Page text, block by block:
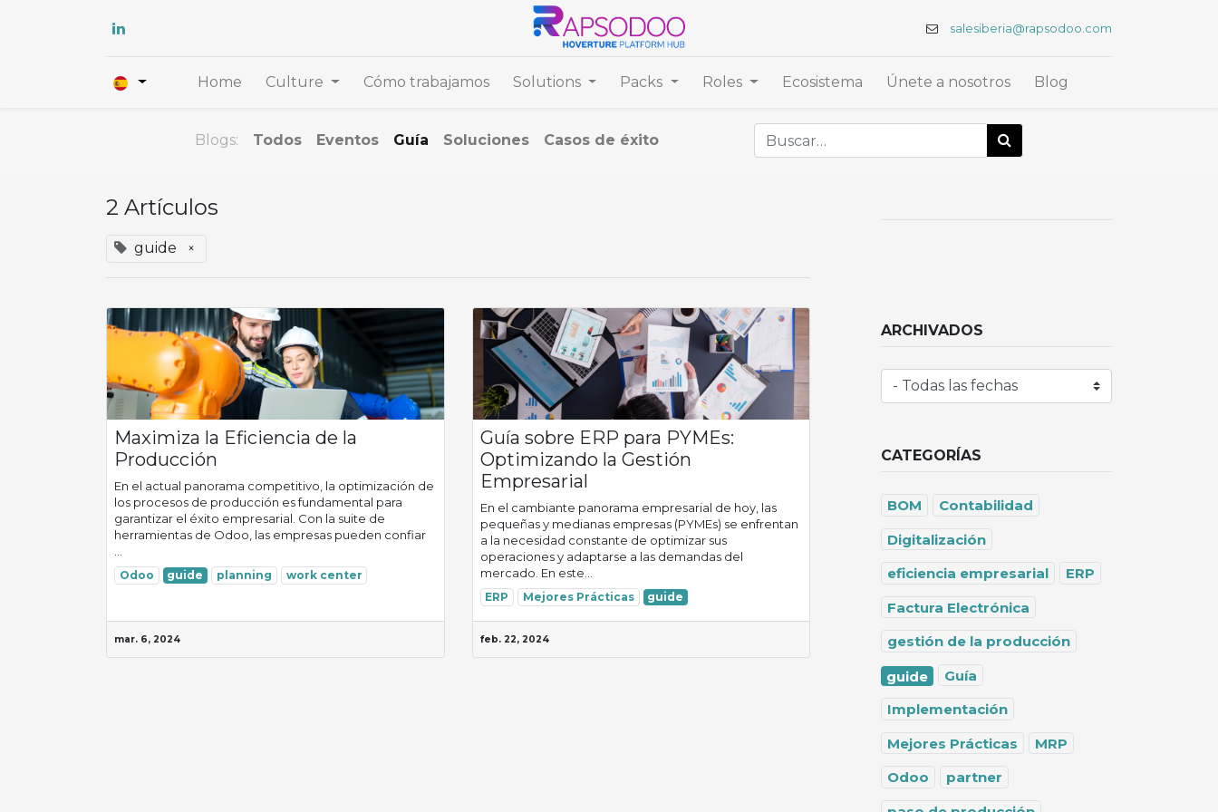
salesiberia@rapsodoo.com
Home Culture Cómo trabajamos Solutions Packs Roles Ecosistema Únete a nosotros Blog
Blogs: Todos Eventos Guía Soluciones Casos de éxito
2 Artículos
guide ×
Maximiza la Eficiencia de la
Producción
En el actual panorama competitivo, la optimización de
los procesos de producción es fundamental para
garantizar el éxito empresarial. Con la suite de
herramientas de Odoo, las empresas pueden confiar
Odoo guide planning work center
mar. 6, 2024
Guía sobre ERP para PYMEs:
Optimizando la Gestión
Empresarial​
En el cambiante panorama empresarial de hoy, las
pequeñas y medianas empresas (PYMEs) se enfrentan
a la necesidad constante de optimizar sus
operaciones y adaptarse a las demandas del
mercado. En este...
ERP Mejores Prácticas guide
feb. 22, 2024
ARCHIVADOS
CATEGORÍAS
BOM
Contabilidad
Digitalización
eficiencia empresarial
ERP
Factura Electrónica
gestión de la producción
guide
Guía
Implementación
Mejores Prácticas
MRP
Odoo
partner